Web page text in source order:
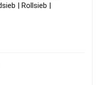
| Rollsieb |